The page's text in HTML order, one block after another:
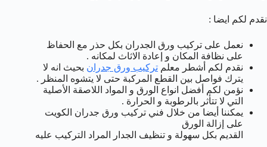
نقدم لكم ايضا :
نعمل على تركيب ورق الجدران بكل حذر مع الحفاظ
على نظافة المكان و إعادة الاثاث لمكانه .
نقدم لكم أشطر معلم تركيب ورق جدران بحيث انه لا
يترك فواصل بين القطع المركبة حتى لا يتشوه المنظر .
نؤمن لكم أفضل انواع الورق و المواد اللاصقة الأصلية
التي لا تتأثر بالرطوبة و الحرارة .
يمكننا أيضا من خلال فني تركيب ورق جدران الكويت
على إزالة الورق
القديم بكل سهولة و تنظيف الجدار المراد التركيب عليه